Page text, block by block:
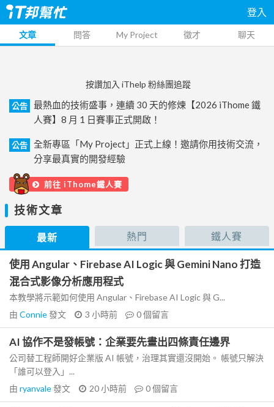
登入
文章 問答 My Project 徵才 聊天
按讚加入 iThelp 粉絲團追蹤
公告
最熱血的技術盛事，連續 30 天的修煉【2026 iThome 鐵
人賽】8 月 1 日賽事正式開啟！
公告
全新專區「My Project」正式上線！邀請你用技術交流，
分享最真實的開發經驗
前往 iThome鐵人賽
技術文章
最新 熱門 鐵人賽
使用 Angular、Firebase AI Logic 與 Gemini Nano 打造
混合式影像分析應用程式
本教學將示範如何使用 Angular、Firebase AI Logic 與 G...
由 Connie發文 3 小時前 0個留言
AI 協作不是發帳號：企業要先畫出四條責任邊界
公司替工程師開好企業版 AI 帳號，治理其實還沒開始。 帳號只解決
「誰可以登入」...
由 ryanvale發文 20 小時前 0個留言